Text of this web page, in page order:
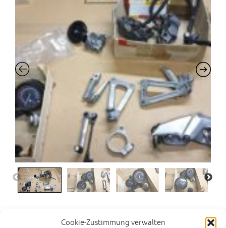
Cookie-Zustimmung verwalten
Kawasaki ZX750J Ersatzteile